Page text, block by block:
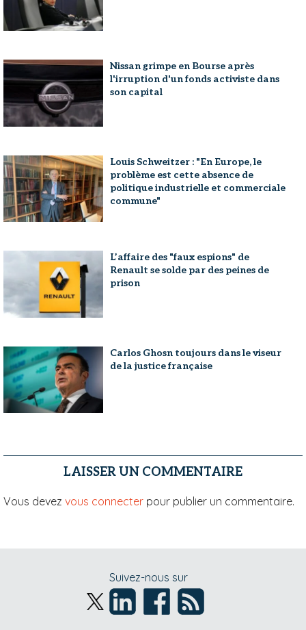
Nissan grimpe en Bourse après
l'irruption d'un fonds activiste dans
son capital
Louis Schweitzer : "En Europe, le
problème est cette absence de
politique industrielle et commerciale
commune"
L’affaire des "faux espions" de
Renault se solde par des peines de
prison
Carlos Ghosn toujours dans le viseur
de la justice française
LAISSER UN COMMENTAIRE
Vous devez vous connecter pour publier un commentaire.
Suivez-nous sur